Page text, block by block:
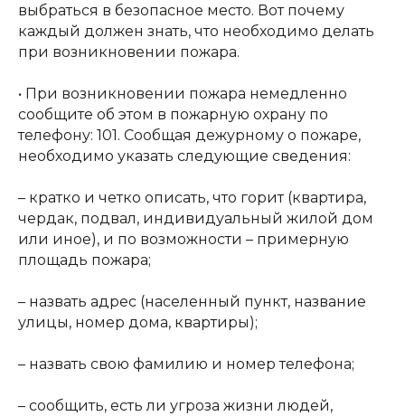
выбраться в безопасное место. Вот почему
каждый должен знать, что необходимо делать
при возникновении пожара.
• При возникновении пожара немедленно
сообщите об этом в пожарную охрану по
телефону: 101. Сообщая дежурному о пожаре,
необходимо указать следующие сведения:
– кратко и четко описать, что горит (квартира,
чердак, подвал, индивидуальный жилой дом
или иное), и по возможности – примерную
площадь пожара;
– назвать адрес (населенный пункт, название
улицы, номер дома, квартиры);
– назвать свою фамилию и номер телефона;
– сообщить, есть ли угроза жизни людей,
КОНТАКТЫ:
+7 (812) 762-07-99